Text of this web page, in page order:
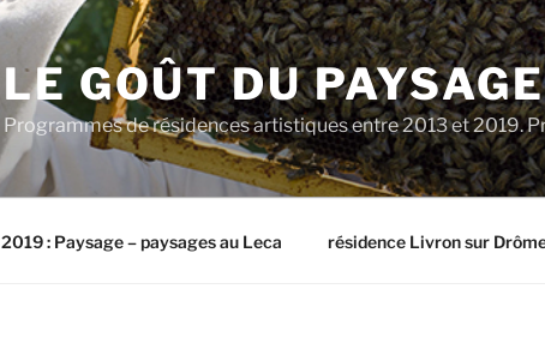
LE GOÛT DU PAYSAGE
Programmes de résidences artistiques entre 2013 et 2019.
2019 : Paysage – paysages au Leca résidence Livron sur